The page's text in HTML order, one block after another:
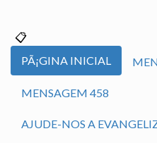
PÃ¡GINA INICIAL
MENSAGEM 458
AJUDE-NOS A